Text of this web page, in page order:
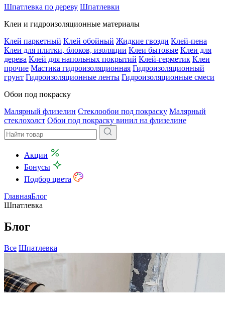
Шпатлевка по дереву Шпатлевки
Клеи и гидроизоляционные материалы
Клей паркетный Клей обойный Жидкие гвозди Клей-пена
Клеи для плитки, блоков, изоляции Клеи бытовые Клеи для
дерева Клей для напольных покрытий Клей-герметик Клеи
прочие Мастика гидроизоляционная Гидроизоляционный
грунт Гидроизоляционные ленты Гидроизоляционные смеси
Обои под покраску
Малярный флизелин Стеклообои под покраску Малярный
стеклохолст Обои под покраску винил на флизелине
Акции
Бонусы
Подбор цвета
ГлавнаяБлог
Шпатлевка
Блог
Все Шпатлевка